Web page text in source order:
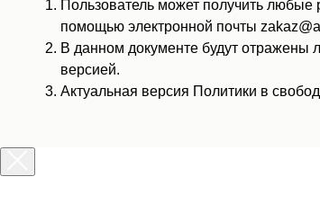
Пользователь может получить
помощью электронной почты
В данном документе будут отражены
версией.
Актуальная версия Политики в